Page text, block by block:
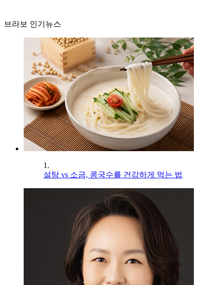
브라보 인기뉴스
1.
설탕 vs 소금, 콩국수를 건강하게 먹는 법